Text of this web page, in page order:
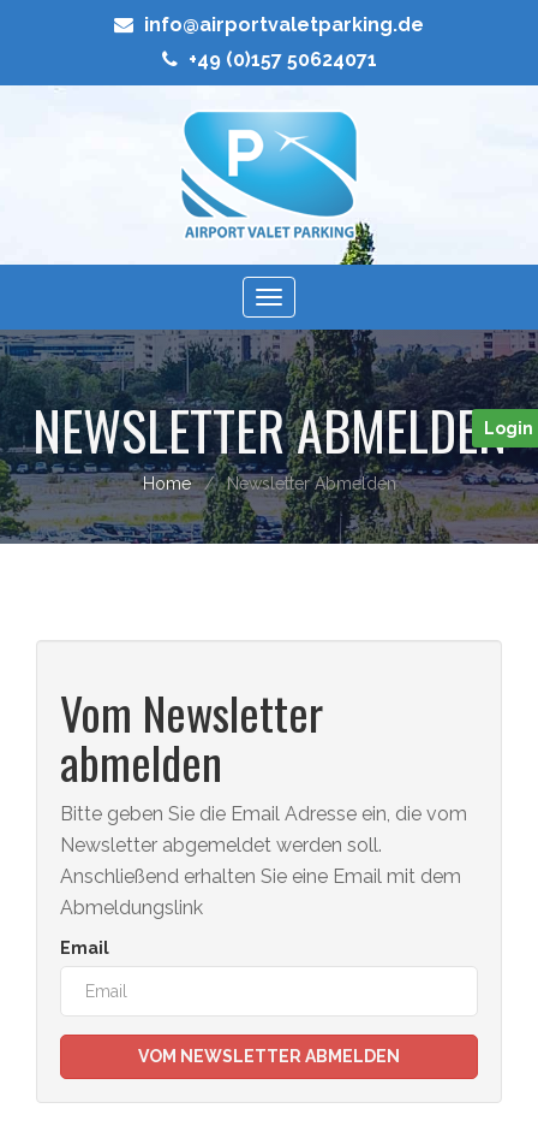
info@airportvaletparking.de
+49 (0)157 50624071
Toggle
navigation
NEWSLETTER ABMELDEN
Home Newsletter Abmelden
Vom Newsletter
abmelden
Bitte geben Sie die Email Adresse ein, die vom
Newsletter abgemeldet werden soll.
Anschließend erhalten Sie eine Email mit dem
Abmeldungslink
Email
Login